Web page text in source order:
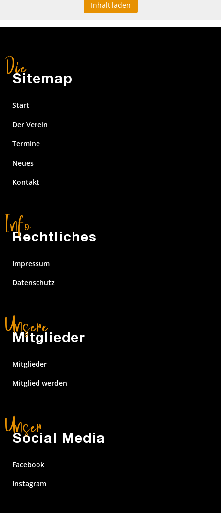
Inhalt laden
Sitemap
Start
Der Verein
Termine
Neues
Kontakt
Rechtliches
Impressum
Datenschutz
Mitglieder
Mitglieder
Mitglied werden
Social Media
Facebook
Instagram